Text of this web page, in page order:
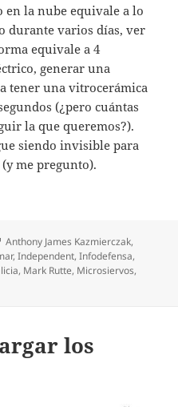
en la nube equivale a lo
durante varios días, ver
equivale a 4
generar una
tener una vitrocerámica
(¿pero cuántas
la que queremos?).
siendo invisible para
me pregunto).
Etiquetas
Anthony James Kazmierczak,
,Independent,Infodefensa,
, Mark Rutte, Microsiervos,
los